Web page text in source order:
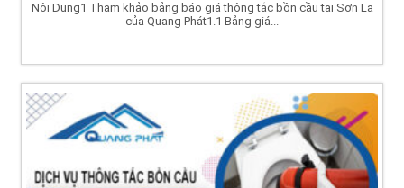
Nội Dung1 Tham khảo bảng báo giá thông tắc bồn cầu tại Sơn La
của Quang Phát1.1 Bảng giá...